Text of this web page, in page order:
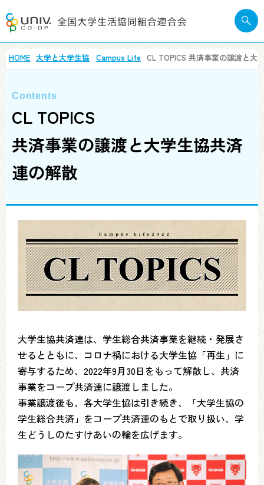
HOME 大学と大学生協 Campus Life CL TOPICS 共済事業の譲渡と大
CL TOPICS
共済事業の譲渡と大学生協共済
連の解散
大学生協共済連は、学生総合共済事業を継続・発展さ
せるとともに、コロナ禍における大学生協「再生」に
寄与するため、2022年9月30日をもって解散し、共済
事業をコープ共済連に譲渡しました。
事業譲渡後も、各大学生協は引き続き、「大学生協の
学生総合共済」をコープ共済連のもとで取り扱い、学
生どうしのたすけあいの輪を広げます。